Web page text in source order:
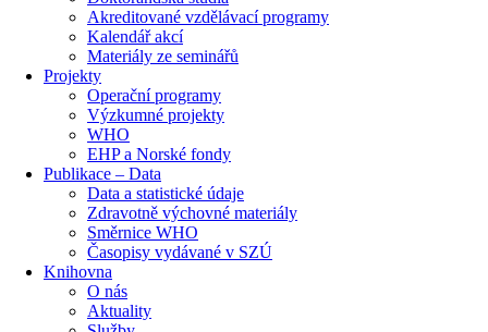
Akreditované vzdělávací programy
Kalendář akcí
Materiály ze seminářů
Projekty
Operační programy
Výzkumné projekty
WHO
EHP a Norské fondy
Publikace – Data
Data a statistické údaje
Zdravotně výchovné materiály
Směrnice WHO
Časopisy vydávané v SZÚ
Knihovna
O nás
Aktuality